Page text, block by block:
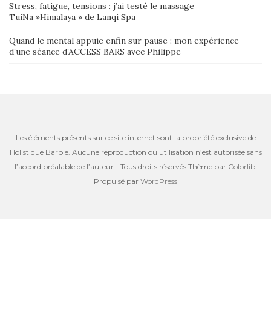
Stress, fatigue, tensions : j’ai testé le massage
TuiNa »Himalaya » de Lanqi Spa
Quand le mental appuie enfin sur pause : mon expérience
d’une séance d’ACCESS BARS avec Philippe
Les éléments présents sur ce site internet sont la propriété exclusive de
Holistique Barbie. Aucune reproduction ou utilisation n’est autorisée sans
l’accord préalable de l’auteur - Tous droits réservés Thème par Colorlib.
Propulsé par WordPress